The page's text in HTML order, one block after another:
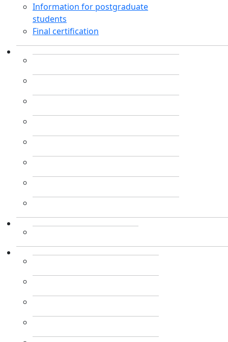
Information for postgraduate
students
Final certification